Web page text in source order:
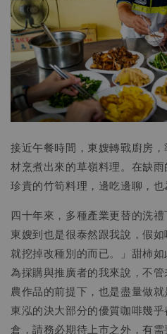
接近午餐時間，東嫂轉戰廚房
材烹煮出來的草嶺料理。在缺
珍貴的竹筍料理，邊吃邊聊，也
四十年來，多種產業更替的洗
東嫂到也是很泰然跟我說，假
就挖掉改種別的而已。」甜柿
為採購與推廣者的我來說，不
農作品的前提下，也是盡量做
東泓的決大部分的優質咖啡幾
倉，請務必期待上市之外，有